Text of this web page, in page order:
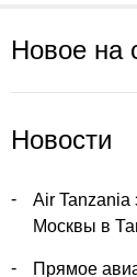
Новое на
Новости
Air Tanzania
Москвы в
Прямое